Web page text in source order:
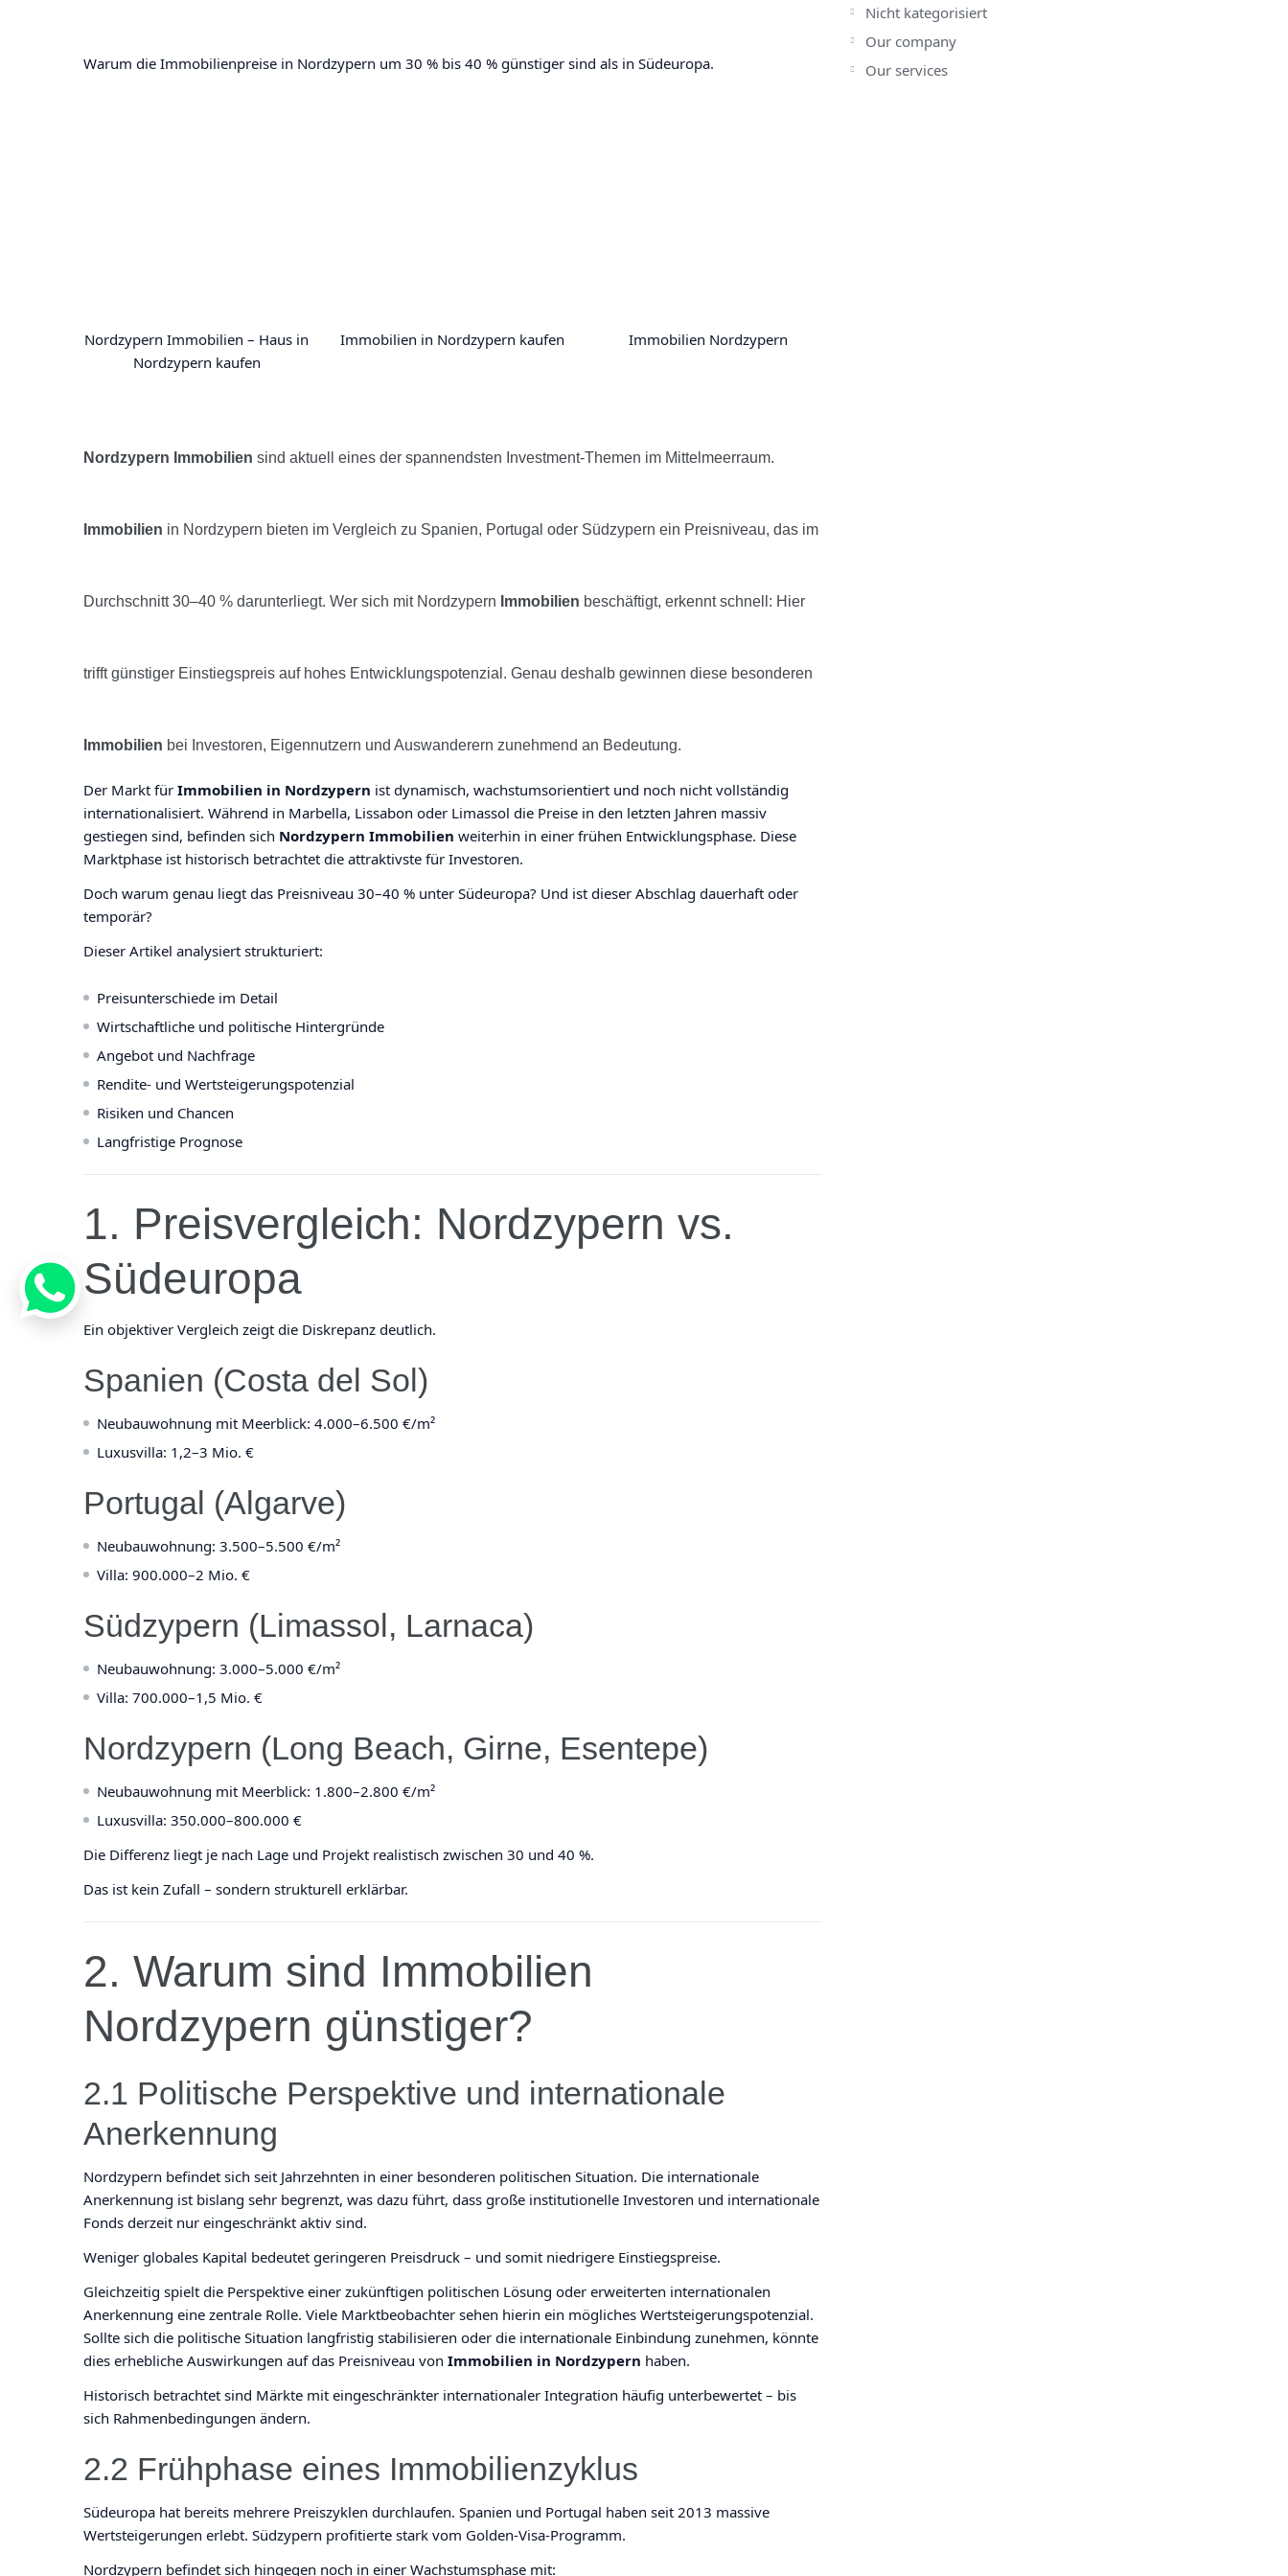
Warum die Immobilienpreise in Nordzypern um 30 % bis 40 % günstiger sind als in Südeuropa.
Nordzypern Immobilien – Haus in
Nordzypern kaufen
Immobilien in Nordzypern kaufen Immobilien Nordzypern
Nordzypern Immobilien sind aktuell eines der spannendsten Investment-Themen im Mittelmeerraum.
Immobilien in Nordzypern bieten im Vergleich zu Spanien, Portugal oder Südzypern ein Preisniveau, das im
Durchschnitt 30–40 % darunterliegt. Wer sich mit Nordzypern Immobilien beschäftigt, erkennt schnell: Hier
trifft günstiger Einstiegspreis auf hohes Entwicklungspotenzial. Genau deshalb gewinnen diese besonderen
Immobilien bei Investoren, Eigennutzern und Auswanderern zunehmend an Bedeutung.
Der Markt für Immobilien in Nordzypern ist dynamisch, wachstumsorientiert und noch nicht vollständig
internationalisiert. Während in Marbella, Lissabon oder Limassol die Preise in den letzten Jahren massiv
gestiegen sind, befinden sich Nordzypern Immobilien weiterhin in einer frühen Entwicklungsphase. Diese
Marktphase ist historisch betrachtet die attraktivste für Investoren.
Doch warum genau liegt das Preisniveau 30–40 % unter Südeuropa? Und ist dieser Abschlag dauerhaft oder
temporär?
Dieser Artikel analysiert strukturiert:
Preisunterschiede im Detail
Wirtschaftliche und politische Hintergründe
Angebot und Nachfrage
Rendite- und Wertsteigerungspotenzial
Risiken und Chancen
Langfristige Prognose
1. Preisvergleich: Nordzypern vs.
Südeuropa
Ein objektiver Vergleich zeigt die Diskrepanz deutlich.
Spanien (Costa del Sol)
Neubauwohnung mit Meerblick: 4.000–6.500 €/m²
Luxusvilla: 1,2–3 Mio. €
Portugal (Algarve)
Neubauwohnung: 3.500–5.500 €/m²
Villa: 900.000–2 Mio. €
Südzypern (Limassol, Larnaca)
Neubauwohnung: 3.000–5.000 €/m²
Villa: 700.000–1,5 Mio. €
Nordzypern (Long Beach, Girne, Esentepe)
Neubauwohnung mit Meerblick: 1.800–2.800 €/m²
Luxusvilla: 350.000–800.000 €
Die Differenz liegt je nach Lage und Projekt realistisch zwischen 30 und 40 %.
Das ist kein Zufall – sondern strukturell erklärbar.
2. Warum sind Immobilien
Nordzypern günstiger?
2.1 Politische Perspektive und internationale
Anerkennung
Nordzypern befindet sich seit Jahrzehnten in einer besonderen politischen Situation. Die internationale
Anerkennung ist bislang sehr begrenzt, was dazu führt, dass große institutionelle Investoren und internationale
Fonds derzeit nur eingeschränkt aktiv sind.
Weniger globales Kapital bedeutet geringeren Preisdruck – und somit niedrigere Einstiegspreise.
Gleichzeitig spielt die Perspektive einer zukünftigen politischen Lösung oder erweiterten internationalen
Anerkennung eine zentrale Rolle. Viele Marktbeobachter sehen hierin ein mögliches Wertsteigerungspotenzial.
Sollte sich die politische Situation langfristig stabilisieren oder die internationale Einbindung zunehmen, könnte
dies erhebliche Auswirkungen auf das Preisniveau von Immobilien in Nordzypern haben.
Historisch betrachtet sind Märkte mit eingeschränkter internationaler Integration häufig unterbewertet – bis
sich Rahmenbedingungen ändern.
2.2 Frühphase eines Immobilienzyklus
Südeuropa hat bereits mehrere Preiszyklen durchlaufen. Spanien und Portugal haben seit 2013 massive
Wertsteigerungen erlebt. Südzypern profitierte stark vom Golden-Visa-Programm.
Nordzypern befindet sich hingegen noch in einer Wachstumsphase mit:
Nicht kategorisiert
Our company
Our services